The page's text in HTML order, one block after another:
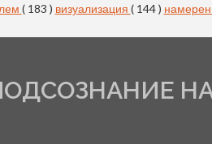
( 183 ) визуализация ( 144 )